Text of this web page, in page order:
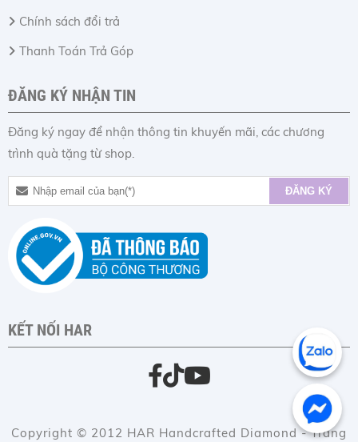
Chính sách đổi trả
Thanh Toán Trả Góp
ĐĂNG KÝ NHẬN TIN
Đăng ký ngay để nhận thông tin khuyến mãi, các chương
trình quà tặng từ shop.
KẾT NỐI HAR
Copyright © 2012 HAR Handcrafted Diamond - Trang